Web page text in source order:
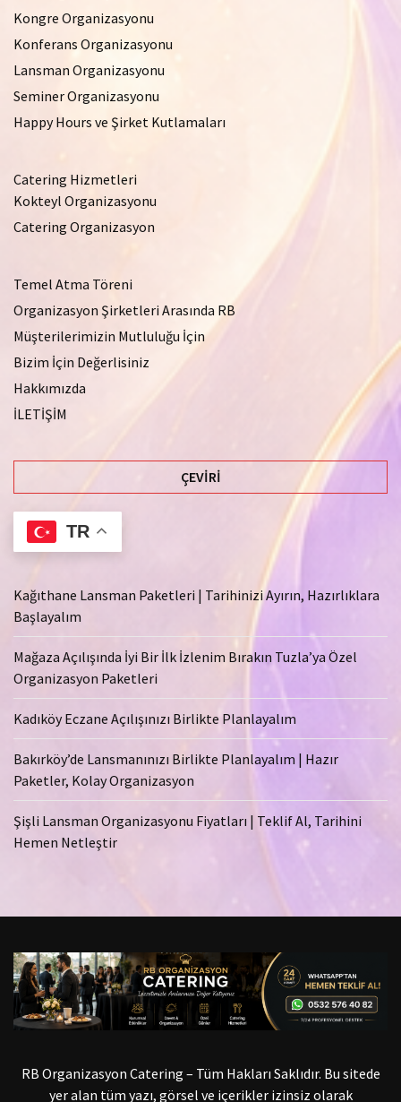
Kongre Organizasyonu
Konferans Organizasyonu
Lansman Organizasyonu
Seminer Organizasyonu
Happy Hours ve Şirket Kutlamaları
Catering Hizmetleri
Kokteyl Organizasyonu
Catering Organizasyon
Temel Atma Töreni
Organizasyon Şirketleri Arasında RB
Müşterilerimizin Mutluluğu İçin
Bizim İçin Değerlisiniz
Hakkımızda
İLETİŞİM
ÇEVIRI
TR
Kağıthane Lansman Paketleri | Tarihinizi Ayırın, Hazırlıklara
Başlayalım
Mağaza Açılışında İyi Bir İlk İzlenim Bırakın Tuzla’ya Özel
Organizasyon Paketleri
Kadıköy Eczane Açılışınızı Birlikte Planlayalım
Bakırköy’de Lansmanınızı Birlikte Planlayalım | Hazır
Paketler, Kolay Organizasyon
Şişli Lansman Organizasyonu Fiyatları | Teklif Al, Tarihini
Hemen Netleştir
RB Organizasyon Catering – Tüm Hakları Saklıdır. Bu sitede
yer alan tüm yazı, görsel ve içerikler izinsiz olarak